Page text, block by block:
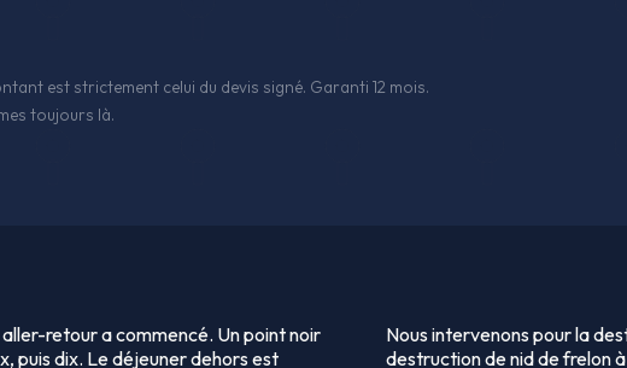
est strictement celui du devis signé. Garanti 12 mois.
toujours là.
retour a commencé. Un point noir
puis dix. Le déjeuner dehors est
Nous intervenons pour la
destruction de nid de frelon